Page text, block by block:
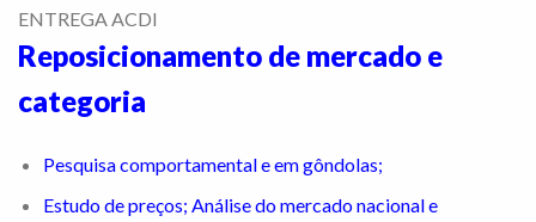
ENTREGA ACDI
Reposicionamento de mercado e
categoria
Pesquisa comportamental e em gôndolas;
Estudo de preços; Análise do mercado nacional e